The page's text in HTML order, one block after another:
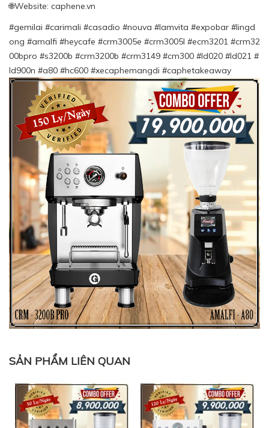
🌐Website: caphene.vn
#gemilai #carimali #casadio #nouva #lamvita #expobar #lingd
ong #amalfi #heycafe #crm3005e #crm3005l #ecm3201 #crm32
00bpro #s3200b #crm3200b #crm3149 #cm300 #ld020 #ld021 #
ld900n #a80 #hc600 #xecaphemangdi #caphetakeaway
SẢN PHẨM LIÊN QUAN